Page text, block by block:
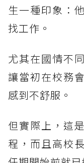
生一種印象：
找工作。
尤其在國情不
讓當初在校務
感到不舒服。
但實際上，這
程，而且高校